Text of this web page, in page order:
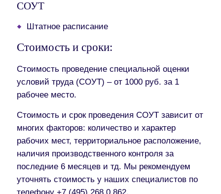
СОУТ
Штатное расписание
Стоимость и сроки:
Стоимость проведение специальной оценки
условий труда (СОУТ) – от 1000 руб. за 1
рабочее место.
Стоимость и срок проведения СОУТ зависит от
многих факторов: количество и характер
рабочих мест, территориальное расположение,
наличия производственного контроля за
последние 6 месяцев и тд. Мы рекомендуем
уточнять стоимость у наших специалистов по
телефону +7 (495) 268 0 862.